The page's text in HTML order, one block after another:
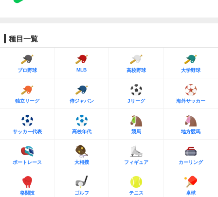
種目一覧
プロ野球 MLB 高校野球 大学野球
独立リーグ 侍ジャパン Jリーグ 海外サッカー
サッカー代表 高校年代 競馬 地方競馬
ボートレース 大相撲 フィギュア カーリング
格闘技 ゴルフ テニス 卓球